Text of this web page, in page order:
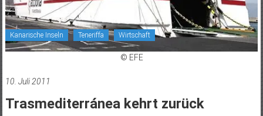
Kanarische Inseln Teneriffa Wirtschaft
© EFE
10. Juli 2011
Trasmediterránea kehrt zurück